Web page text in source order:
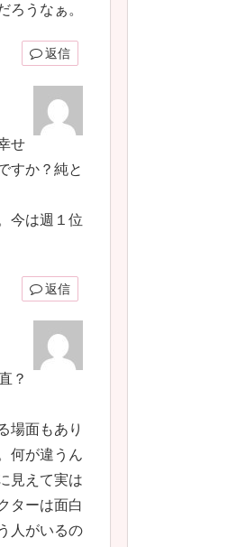
ろうなぁ。
返信
せ
すか？純と
今は週１位
返信
？
場面もあり
何が違うん
見えて実は
ターは面白
人がいるの